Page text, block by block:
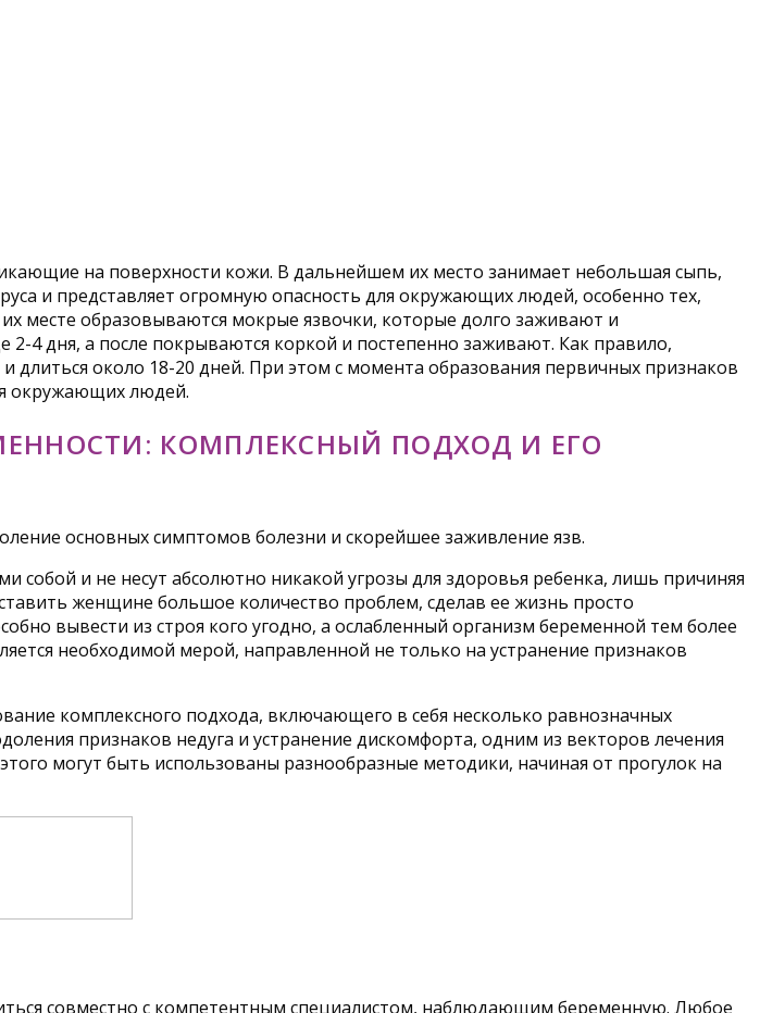
на поверхности кожи. В дальнейшем их место занимает небольшая сыпь,
и представляет огромную опасность для окружающих людей, особенно тех,
месте образовываются мокрые язвочки, которые долго заживают и
4 дня, а после покрываются коркой и постепенно заживают. Как правило,
около 18-20 дней. При этом с момента образования первичных признаков
окружающих людей.
КОМПЛЕКСНЫЙ ПОДХОД И ЕГО
основных симптомов болезни и скорейшее заживление язв.
собой и не несут абсолютно никакой угрозы для здоровья ребенка, лишь причиняя
женщине большое количество проблем, сделав ее жизнь просто
вывести из строя кого угодно, а ослабленный организм беременной тем более
необходимой мерой, направленной не только на устранение признаков
комплексного подхода, включающего в себя несколько равнозначных
признаков недуга и устранение дискомфорта, одним из векторов лечения
могут быть использованы разнообразные методики, начиная от прогулок на
совместно с компетентным специалистом, наблюдающим беременную. Любое